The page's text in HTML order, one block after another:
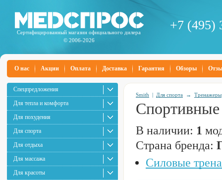
Сертифицированный магазин официального дилера
© 2006-2026
+7 (495)
О нас Акции Оплата Доставка Гарантия Обзоры
Спецпредложения
Для тепла и комфорта
Для похудения
Для спорта
Для отдыха
Для массажа
Для красоты
Smith | Для спорта → Тренажеры
В наличии: 1
Страна бренда:
Силовые